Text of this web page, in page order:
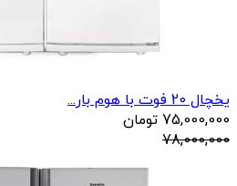
یخچال 20 فوت با هوم بار...
75,000,000 تومان
78,000,000